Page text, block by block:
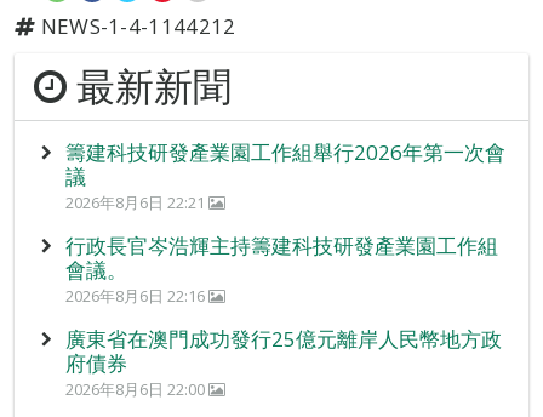
NEWS-1-4-1144212
最新新聞
籌建科技研發產業園工作組舉行2026年第一次會
議
2026年8月6日 22:21
行政長官岑浩輝主持籌建科技研發產業園工作組
會議。
2026年8月6日 22:16
廣東省在澳門成功發行25億元離岸人民幣地方政
府債券
2026年8月6日 22:00